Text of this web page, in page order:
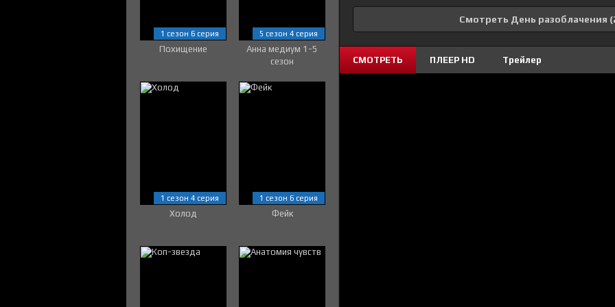
Смотреть День разоблачения
СМОТРЕТЬ ПЛЕЕР HD Трейлер
Похищение
1 сезон 6 серия
Анна медиум 1-5
сезон
5 сезон 4 серия
Холод
1 сезон 4 серия
Фейк
1 сезон 6 серия